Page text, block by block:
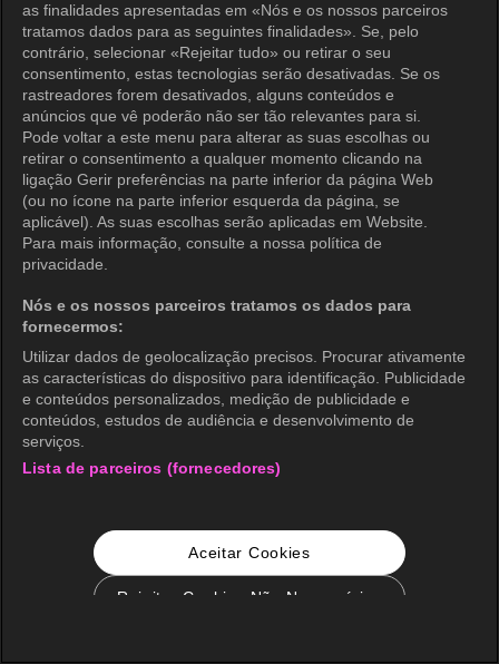
as finalidades apresentadas em «Nós e os nossos parceiros
tratamos dados para as seguintes finalidades». Se, pelo
contrário, selecionar «Rejeitar tudo» ou retirar o seu
consentimento, estas tecnologias serão desativadas. Se os
rastreadores forem desativados, alguns conteúdos e
anúncios que vê poderão não ser tão relevantes para si.
Pode voltar a este menu para alterar as suas escolhas ou
retirar o consentimento a qualquer momento clicando na
ligação Gerir preferências na parte inferior da página Web
(ou no ícone na parte inferior esquerda da página, se
aplicável). As suas escolhas serão aplicadas em Website.
Para mais informação, consulte a nossa política de
privacidade.
Nós e os nossos parceiros tratamos os dados para
fornecermos:
Utilizar dados de geolocalização precisos. Procurar ativamente
as características do dispositivo para identificação. Publicidade
e conteúdos personalizados, medição de publicidade e
conteúdos, estudos de audiência e desenvolvimento de
serviços.
Lista de parceiros (fornecedores)
Aceitar Cookies
Rejeitar Cookies Não Necessários